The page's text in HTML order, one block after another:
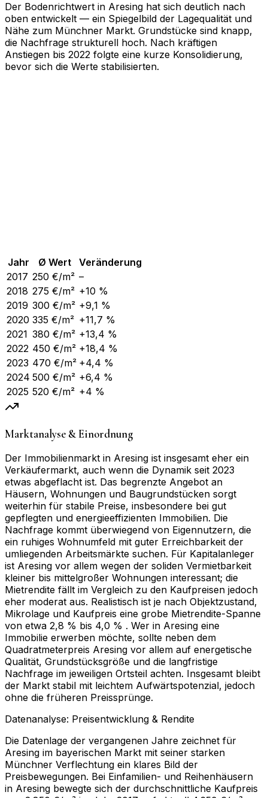
Der Bodenrichtwert in Aresing hat sich deutlich nach
oben entwickelt — ein Spiegelbild der Lagequalität und
Nähe zum Münchner Markt. Grundstücke sind knapp,
die Nachfrage strukturell hoch. Nach kräftigen
Anstiegen bis 2022 folgte eine kurze Konsolidierung,
bevor sich die Werte stabilisierten.
Jahr Ø Wert
Veränderung
2017 250 €/m² –
2018 275 €/m² +10 %
2019 300 €/m² +9,1 %
2020 335 €/m² +11,7 %
2021 380 €/m² +13,4 %
2022 450 €/m² +18,4 %
2023 470 €/m² +4,4 %
2024 500 €/m² +6,4 %
2025 520 €/m² +4 %
Marktanalyse & Einordnung
Der Immobilienmarkt in Aresing ist insgesamt eher ein
Verkäufermarkt, auch wenn die Dynamik seit 2023
etwas abgeflacht ist. Das begrenzte Angebot an
Häusern, Wohnungen und Baugrundstücken sorgt
weiterhin für stabile Preise, insbesondere bei gut
gepflegten und energieeffizienten Immobilien. Die
Nachfrage kommt überwiegend von Eigennutzern, die
ein ruhiges Wohnumfeld mit guter Erreichbarkeit der
umliegenden Arbeitsmärkte suchen. Für Kapitalanleger
ist Aresing vor allem wegen der soliden Vermietbarkeit
kleiner bis mittelgroßer Wohnungen interessant; die
Mietrendite fällt im Vergleich zu den Kaufpreisen jedoch
eher moderat aus. Realistisch ist je nach Objektzustand,
Mikrolage und Kaufpreis eine grobe Mietrendite-Spanne
von etwa 2,8 % bis 4,0 % . Wer in Aresing eine
Immobilie erwerben möchte, sollte neben dem
Quadratmeterpreis Aresing vor allem auf energetische
Qualität, Grundstücksgröße und die langfristige
Nachfrage im jeweiligen Ortsteil achten. Insgesamt bleibt
der Markt stabil mit leichtem Aufwärtspotenzial, jedoch
ohne die früheren Preissprünge.
Datenanalyse: Preisentwicklung & Rendite
Die Datenlage der vergangenen Jahre zeichnet für
Aresing im bayerischen Markt mit seiner starken
Münchner Verflechtung ein klares Bild der
Preisbewegungen. Bei Einfamilien- und Reihenhäusern
in Aresing bewegte sich der durchschnittliche Kaufpreis